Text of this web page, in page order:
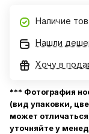
Наличие
Нашли
Хочу в
*** Фотография
(вид упаковки,
может
уточняйте у